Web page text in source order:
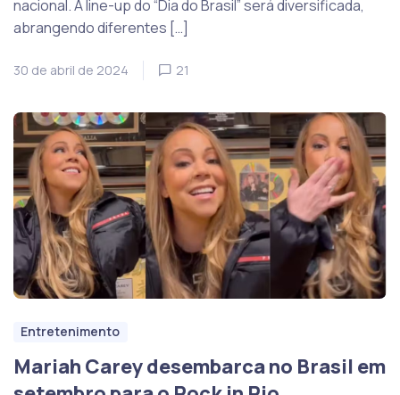
nacional. A line-up do “Dia do Brasil” será diversificada,
abrangendo diferentes […]
30 de abril de 2024 21
Entretenimento
Mariah Carey desembarca no Brasil em